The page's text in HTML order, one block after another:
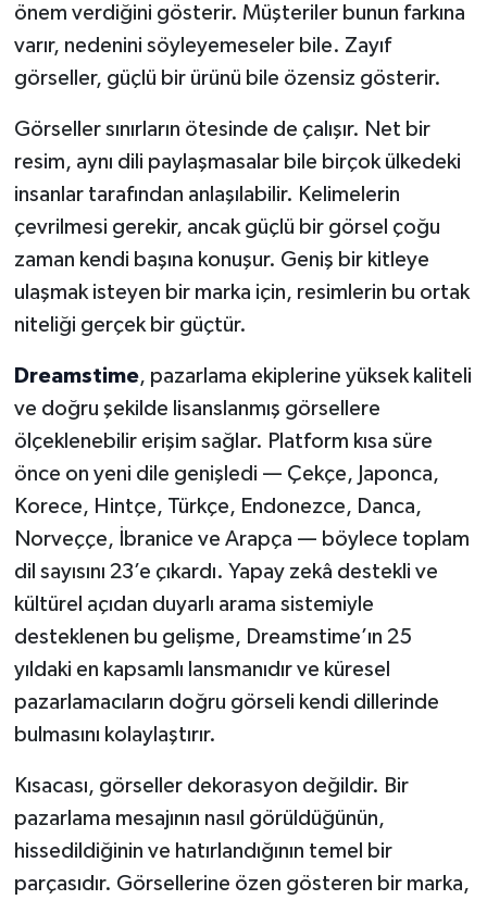
önem verdiğini gösterir. Müşteriler bunun farkına
varır, nedenini söyleyemeseler bile. Zayıf
görseller, güçlü bir ürünü bile özensiz gösterir.
Görseller sınırların ötesinde de çalışır. Net bir
resim, aynı dili paylaşmasalar bile birçok ülkedeki
insanlar tarafından anlaşılabilir. Kelimelerin
çevrilmesi gerekir, ancak güçlü bir görsel çoğu
zaman kendi başına konuşur. Geniş bir kitleye
ulaşmak isteyen bir marka için, resimlerin bu ortak
niteliği gerçek bir güçtür.
Dreamstime, pazarlama ekiplerine yüksek kaliteli
ve doğru şekilde lisanslanmış görsellere
ölçeklenebilir erişim sağlar. Platform kısa süre
önce on yeni dile genişledi — Çekçe, Japonca,
Korece, Hintçe, Türkçe, Endonezce, Danca,
Norveççe, İbranice ve Arapça — böylece toplam
dil sayısını 23’e çıkardı. Yapay zekâ destekli ve
kültürel açıdan duyarlı arama sistemiyle
desteklenen bu gelişme, Dreamstime’ın 25
yıldaki en kapsamlı lansmanıdır ve küresel
pazarlamacıların doğru görseli kendi dillerinde
bulmasını kolaylaştırır.
Kısacası, görseller dekorasyon değildir. Bir
pazarlama mesajının nasıl görüldüğünün,
hissedildiğinin ve hatırlandığının temel bir
parçasıdır. Görsellerine özen gösteren bir marka,